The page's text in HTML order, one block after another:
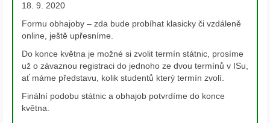
18. 9. 2020
Formu obhajoby – zda bude probíhat klasicky či vzdáleně
online, ještě upřesníme.
Do konce května je možné si zvolit termín státnic, prosíme
už o závaznou registraci do jednoho ze dvou termínů v ISu,
ať máme představu, kolik studentů který termín zvolí.
Finální podobu státnic a obhajob potvrdíme do konce
května.